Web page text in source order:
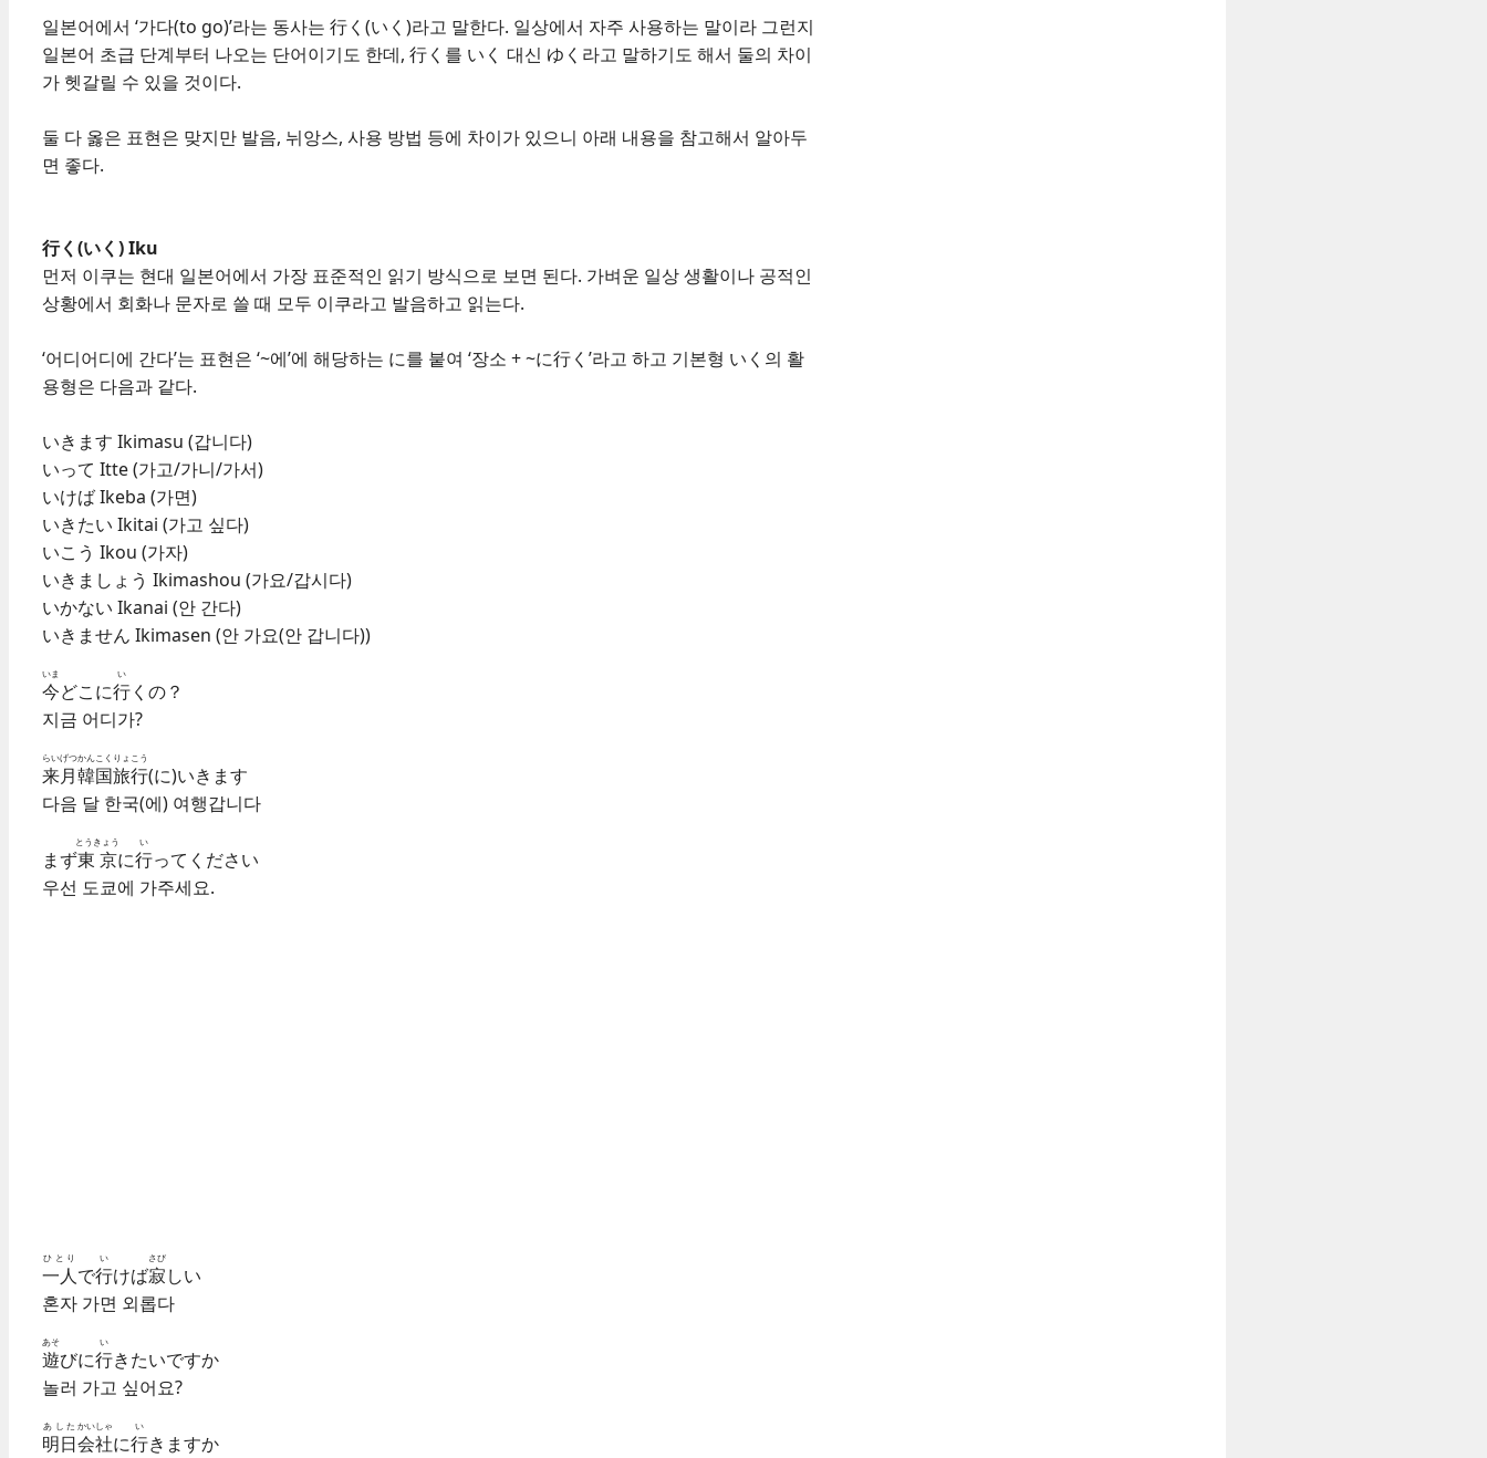
일본어에서 ‘가다(to go)’라는 동사는 行く(いく)라고 말한다. 일상에서 자주 사용하는 말이라 그런지
일본어 초급 단계부터 나오는 단어이기도 한데, 行く를 いく 대신 ゆく라고 말하기도 해서 둘의 차이
가 헷갈릴 수 있을 것이다.
둘 다 옳은 표현은 맞지만 발음, 뉘앙스, 사용 방법 등에 차이가 있으니 아래 내용을 참고해서 알아두
면 좋다.
行く(いく) Iku
먼저 이쿠는 현대 일본어에서 가장 표준적인 읽기 방식으로 보면 된다. 가벼운 일상 생활이나 공적인
상황에서 회화나 문자로 쓸 때 모두 이쿠라고 발음하고 읽는다.
‘어디어디에 간다’는 표현은 ‘~에’에 해당하는 に를 붙여 ‘장소 + ~に行く’라고 하고 기본형 いく의 활
용형은 다음과 같다.
いきます Ikimasu (갑니다)
いって Itte (가고/가니/가서)
いけば Ikeba (가면)
いきたい Ikitai (가고 싶다)
いこう Ikou (가자)
いきましょう Ikimashou (가요/갑시다)
いかない Ikanai (안 간다)
いきません Ikimasen (안 가요(안 갑니다))
今
いま
どこに行
い
くの？
지금 어디가?
来月
らいげつ
韓国
かんこく
旅行
りょこう
(に)いきます
다음 달 한국(에) 여행갑니다
まず東京
とうきょう
に行
い
ってください
우선 도쿄에 가주세요.
一人
ひとり
で行
い
けば寂
さび
しい
혼자 가면 외롭다
遊
あそ
びに行
い
きたいですか
놀러 가고 싶어요?
明日
あした
会社
かいしゃ
に行
い
きますか